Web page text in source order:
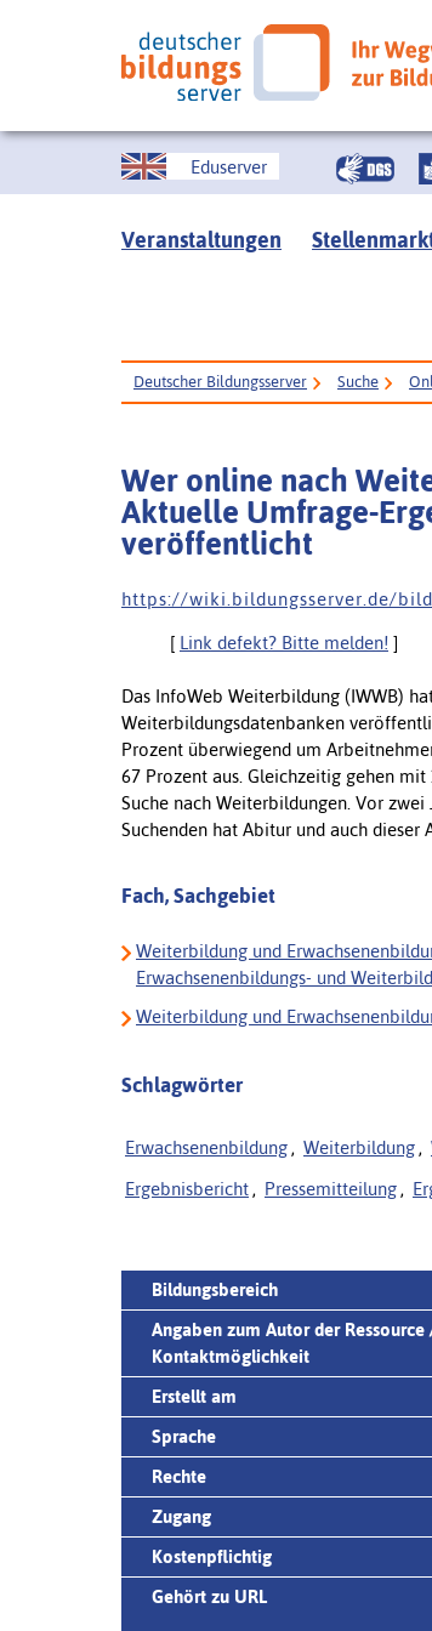
Eduserver
Veranstaltungen
Deutscher Bildungsserver Suche
Wer online nach
Aktuelle Umfrage-
veröffentlicht
h t t p s : / / w i k i . b i l d u n g s s e r v e r . d e / b i
[ Link defekt? Bitte melden! ]
Das InfoWeb Weiterbildung (IWWB)
Weiterbildungsdatenbanken
Prozent überwiegend um
67 Prozent aus. Gleichzeitig gehen
Suche nach Weiterbildungen. Vor
Suchenden hat Abitur und auch dieser
Fach, Sachgebiet
Weiterbildung und
Erwachsenenbildungs- und
Weiterbildung und
Schlagwörter
Erwachsenenbildung , Weiterbildung ,
Ergebnisbericht , Pressemitteilung ,
Bildungsbereich
Angaben zum Autor der Ressource
Kontaktmöglichkeit
Erstellt am
Sprache
Rechte
Zugang
Kostenpflichtig
Gehört zu URL